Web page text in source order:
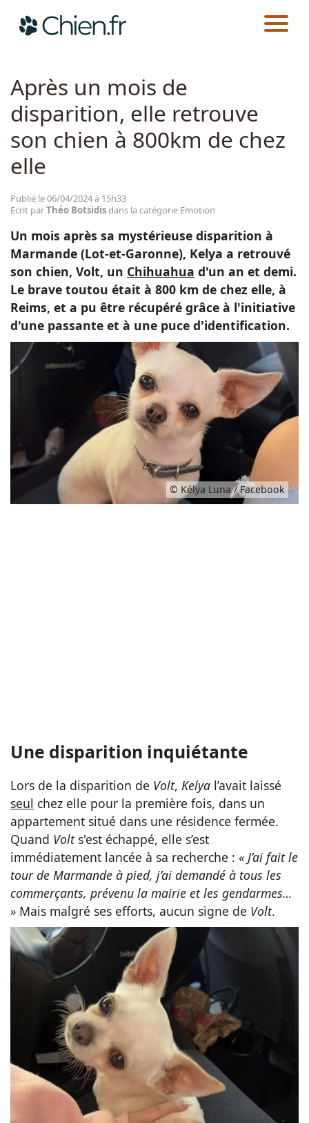
Races
CHIEN.FR ACTUALITÉS
Après un mois de
disparition, elle retrouve
son chien à 800km de chez
elle
Publié le 06/04/2024 à 15h33
Ecrit parThéo Botsidisdans la catégorie Emotion
Un mois après sa mystérieuse disparition à
Marmande (Lot-et-Garonne), Kelya a retrouvé
son chien, Volt, un Chihuahua d'un an et demi.
Le brave toutou était à 800 km de chez elle, à
Reims, et a pu être récupéré grâce à l'initiative
d'une passante et à une puce d'identification.
© Kélya Luna / Facebook
Une disparition inquiétante
Lors de la disparition de Volt, Kelya l’avait laissé
seul chez elle pour la première fois, dans un
appartement situé dans une résidence fermée.
Quand Volt s'est échappé, elle s’est
immédiatement lancée à sa recherche : « J’ai fait le
tour de Marmande à pied, j’ai demandé à tous les
commerçants, prévenu la mairie et les gendarmes…
» Mais malgré ses efforts, aucun signe de Volt.